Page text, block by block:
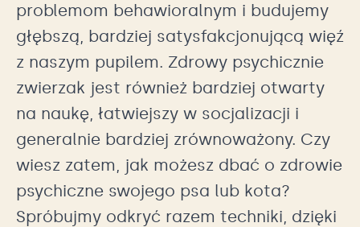
problemom behawioralnym i budujemy
głębszą, bardziej satysfakcjonującą więź
z naszym pupilem. Zdrowy psychicznie
zwierzak jest również bardziej otwarty
na naukę, łatwiejszy w socjalizacji i
generalnie bardziej zrównoważony. Czy
wiesz zatem, jak możesz dbać o zdrowie
psychiczne swojego psa lub kota?
Spróbujmy odkryć razem techniki, dzięki